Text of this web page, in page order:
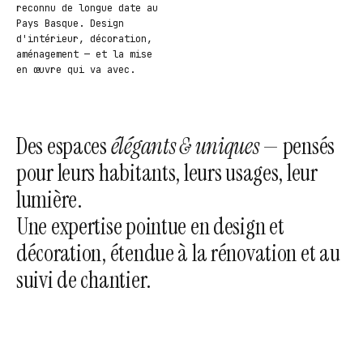
reconnu de longue date au
Pays Basque. Design
d'intérieur, décoration,
aménagement — et la mise
en œuvre qui va avec.
Des espacesélégants & uniques— pensés
pour leurs habitants, leurs usages, leur
lumière.
Une expertise pointue en design et
décoration, étendue à la rénovation et au
suivi de chantier.